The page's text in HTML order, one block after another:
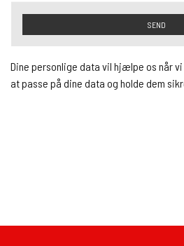
SEND
Dine personlige data vil hjælpe os når
at passe på dine data og holde dem